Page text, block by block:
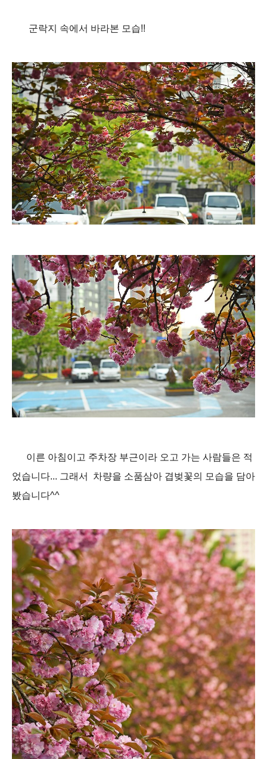
군락지 속에서 바라본 모습!!
이른 아침이고 주차장 부근이라 오고 가는 사람들은 적
었습니다... 그래서 차량을 소품삼아 겹벚꽃의 모습을 담아
봤습니다^^